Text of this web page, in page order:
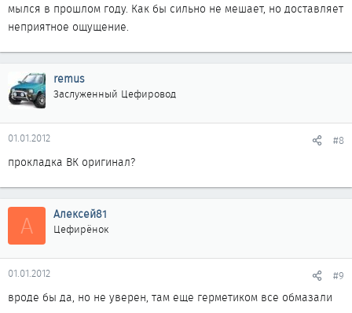
мылся в прошлом году. Как бы сильно не мешает, но доставляет
неприятное ощущение.
remus
Заслуженный Цефировод
01.01.2012 #8
прокладка ВК оригинал?
А Алексей81
Цефирёнок
01.01.2012 #9
вроде бы да, но не уверен, там еще герметиком все обмазали